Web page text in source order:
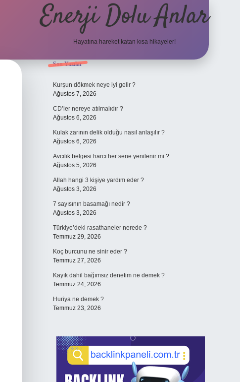
Enerji Dolu Anlar
Hayatına hareket katan kısa hikayeler!
Sidebar
Son Yazılar
Kurşun dökmek neye iyi gelir ?
Ağustos 7, 2026
CD’ler nereye atılmalıdır ?
Ağustos 6, 2026
Kulak zarının delik olduğu nasıl anlaşılır ?
Ağustos 6, 2026
Avcılık belgesi harcı her sene yenilenir mi ?
Ağustos 5, 2026
Allah hangi 3 kişiye yardım eder ?
Ağustos 3, 2026
7 sayısının basamağı nedir ?
Ağustos 3, 2026
Türkiye’deki rasathaneler nerede ?
Temmuz 29, 2026
Koç burcunu ne sinir eder ?
Temmuz 27, 2026
Kayık dahil bağımsız denetim ne demek ?
Temmuz 24, 2026
Huriya ne demek ?
Temmuz 23, 2026